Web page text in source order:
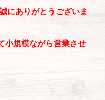
にありがとうございま
小規模ながら営業させ